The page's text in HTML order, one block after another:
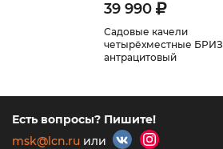
39 990
Садовые качели
четырёхместные БРИЗ
антрацитовый
Есть вопросы? Пишите!
msk@lcn.ru или